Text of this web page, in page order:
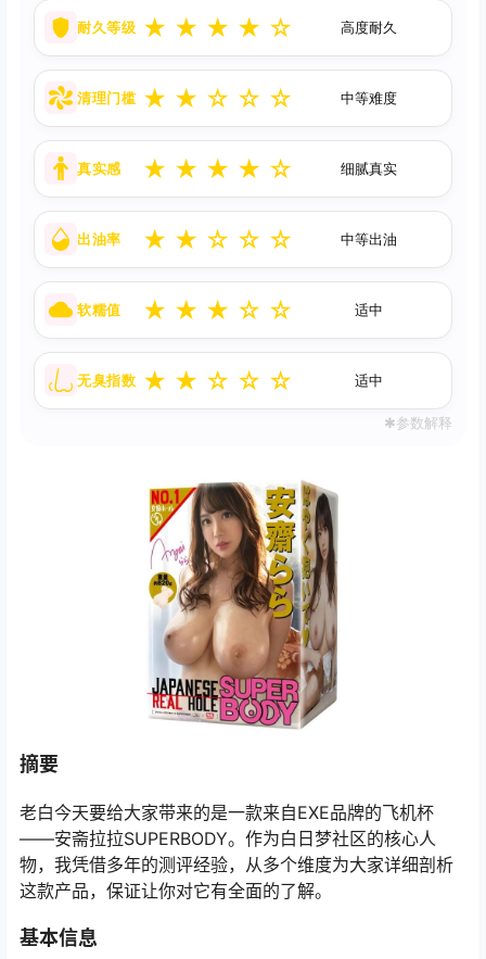
耐久等级 ★ ★ ★ ★ ☆ 高度耐久
清理门槛 ★ ★ ☆ ☆ ☆ 中等难度
真实感 ★ ★ ★ ★ ☆ 细腻真实
出油率 ★ ★ ☆ ☆ ☆ 中等出油
软糯值 ★ ★ ★ ☆ ☆ 适中
无臭指数 ★ ★ ☆ ☆ ☆ 适中
✱参数解释
摘要
老白今天要给大家带来的是一款来自EXE品牌的飞机杯
——安斋拉拉SUPERBODY。作为白日梦社区的核心人
物，我凭借多年的测评经验，从多个维度为大家详细剖析
这款产品，保证让你对它有全面的了解。
基本信息